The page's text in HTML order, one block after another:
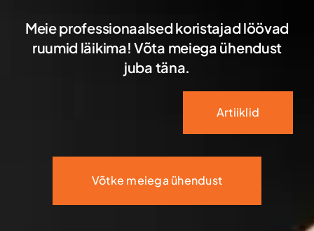
Meie professionaalsed koristajad löövad
ruumid läikima! Võta meiega ühendust
juba täna.
Artiiklid
Võtke meiega ühendust